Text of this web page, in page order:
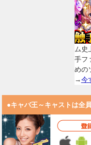
ム史
手フ
めの
→今
●キャバ王～キャストは全